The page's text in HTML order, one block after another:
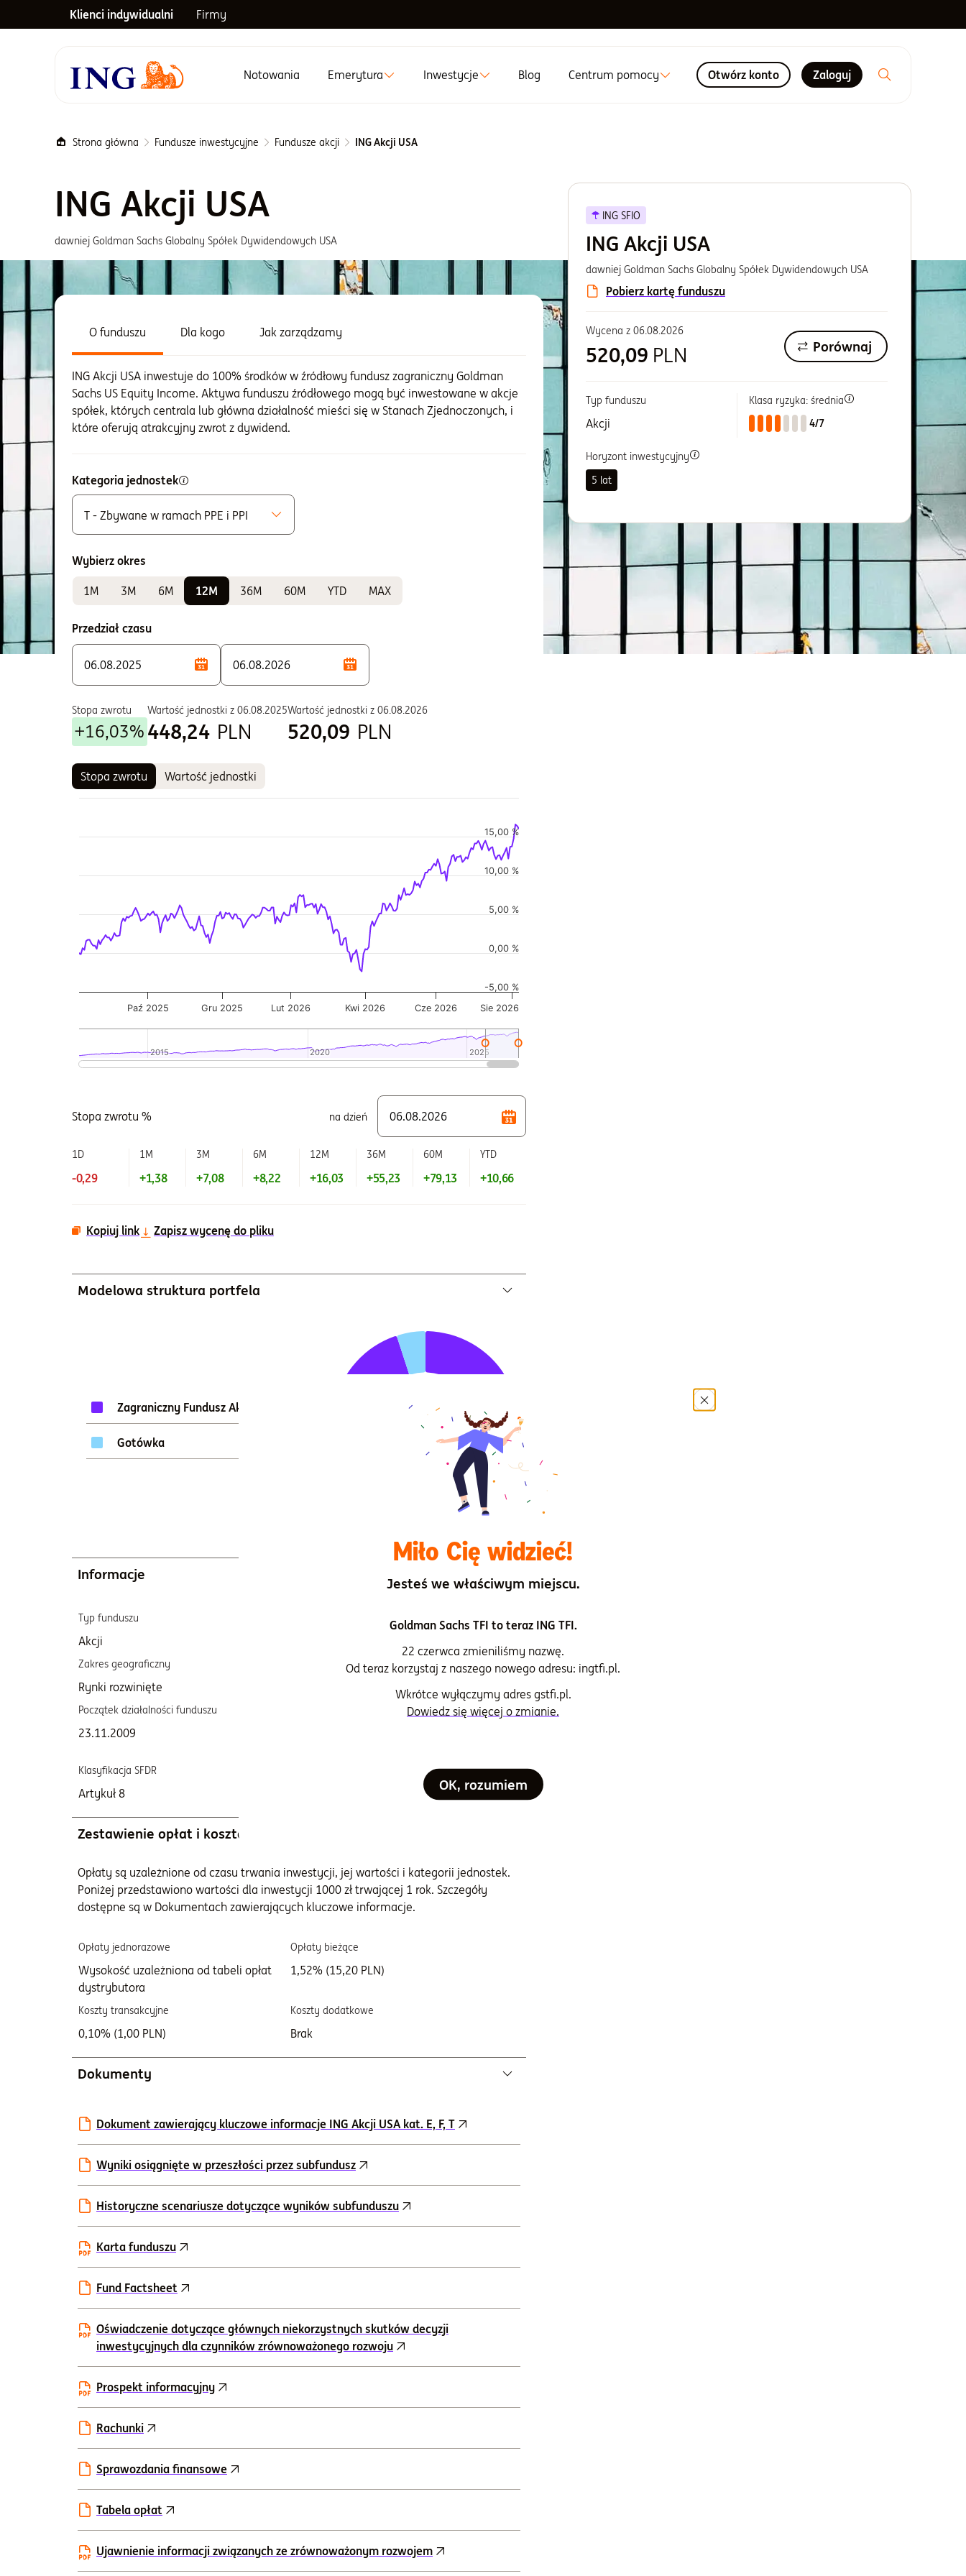
Klienci indywidualni Firmy
Menu główne
Notowania Emerytura Inwestycje Blog Centrum pomocy Otwórz konto Zaloguj
Strona główna Fundusze inwestycyjne Fundusze akcji ING Akcji USA
ING Akcji USA
dawniej Goldman Sachs Globalny Spółek Dywidendowych USA
ING SFIO
ING Akcji USA
dawniej Goldman Sachs Globalny Spółek Dywidendowych USA
Pobierz kartę funduszu
Wycena z 06.08.2026
520,09 PLN Porównaj
Typ funduszu
Akcji
Klasa ryzyka: średnia
4/7
Horyzont inwestycyjny
5 lat
O funduszu Dla kogo Jak zarządzamy
ING Akcji USA inwestuje do 100% środków w źródłowy fundusz zagraniczny Goldman
Sachs US Equity Income. Aktywa funduszu źródłowego mogą być inwestowane w akcje
spółek, których centrala lub główna działalność mieści się w Stanach Zjednoczonych, i
które oferują atrakcyjny zwrot z dywidend.
Kategoria jednostek
T - Zbywane w ramach PPE i PPI
K - Zbywane w ramach IKE i IKZE
Do sprawdzania wyników
S - Zbywane w ramach PPE i PPI
T - Zbywane w ramach PPE i PPI
W - Zbywane w ramach PPE i PPI
Wybierz okres
1M 3M 6M 12M 36M 60M YTD MAX
Przedział czasu
Stopa zwrotu
+16,03%
Wartość jednostki z 06.08.2025
448,24 PLN
Wartość jednostki z 06.08.2026
520,09 PLN
Stopa zwrotu Wartość jednostki
Wykres ma 2 osi Y wyświetlające Wartość jednostki w czasie, i Wartość jednostki w czasie.
Paź 2025 Gru 2025 Lut 2026 Kwi 2026 Cze 2026 Sie 2026
2015
2015 2020
2020 2025
2025
0,00 %
-5,00 %
5,00 %
10,00 %
15,00 %
Stopa zwrotu % na dzień
1D 1M 3M 6M 12M 36M 60M YTD
-0,29 +1,38 +7,08 +8,22 +16,03 +55,23 +79,13 +10,66
Kopiuj link Zapisz wycenę do pliku
Modelowa struktura portfela
Zagraniczny Fundusz Akcji
Gotówka
Informacje
Typ funduszu
Akcji
Zakres geograficzny
Rynki rozwinięte
Początek działalności funduszu
23.11.2009
Opłata za zarządzanie i administrację (w skali
Klasyfikacja SFDR
Artykuł 8
Zestawienie opłat i kosztów
Opłaty są uzależnione od czasu trwania inwestycji, jej wartości i kategorii jednostek.
Poniżej przedstawiono wartości dla inwestycji 1000 zł trwającej 1 rok. Szczegóły
dostępne są w Dokumentach zawierających kluczowe informacje.
Opłaty jednorazowe
Wysokość uzależniona od tabeli opłat
dystrybutora
Opłaty bieżące
1,52% (15,20 PLN)
Koszty transakcyjne
0,10% (1,00 PLN)
Koszty dodatkowe
Brak
Dokumenty
Dokument zawierający kluczowe informacje ING Akcji USA kat. E, F, T
Wyniki osiągnięte w przeszłości przez subfundusz
Historyczne scenariusze dotyczące wyników subfunduszu
Karta funduszu
Fund Factsheet
Oświadczenie dotyczące głównych niekorzystnych skutków decyzji
inwestycyjnych dla czynników zrównoważonego rozwoju
Prospekt informacyjny
Rachunki
Sprawozdania finansowe
Tabela opłat
Ujawnienie informacji związanych ze zrównoważonym rozwojem
Miło Cię widzieć!
Jesteś we właściwym miejscu.
Goldman Sachs TFI to teraz ING TFI.
22 czerwca zmieniliśmy nazwę.
Od teraz korzystaj z naszego nowego adresu: ingtfi.pl.
Wkrótce wyłączymy adres gstfi.pl.
Dowiedz się więcej o zmianie.
OK, rozumiem